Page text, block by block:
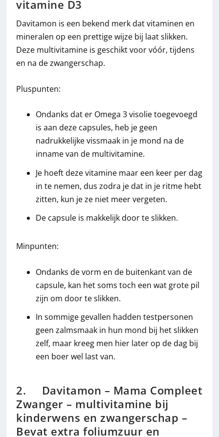
vitamine D3
Davitamon is een bekend merk dat vitaminen en
mineralen op een prettige wijze bij laat slikken.
Deze multivitamine is geschikt voor vóór, tijdens
en na de zwangerschap.
Pluspunten:
Ondanks dat er Omega 3 visolie toegevoegd
is aan deze capsules, heb je geen
nadrukkelijke vissmaak in je mond na de
inname van de multivitamine.
Je hoeft deze vitamine maar een keer per dag
in te nemen, dus zodra je dat in je ritme hebt
zitten, kun je ze niet meer vergeten.
De capsule is makkelijk door te slikken.
Minpunten:
Ondanks de vorm en de buitenkant van de
capsule, kan het soms toch een wat grote pil
zijn om door te slikken.
In sommige gevallen hadden testpersonen
geen zalmsmaak in hun mond bij het slikken
zelf, maar kreeg men hier later op de dag bij
een boer wel last van.
2. Davitamon – Mama Compleet
Zwanger – multivitamine bij
kinderwens en zwangerschap –
Bevat extra foliumzuur en